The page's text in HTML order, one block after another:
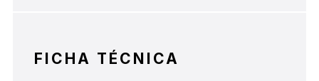
FICHA TÉCNICA